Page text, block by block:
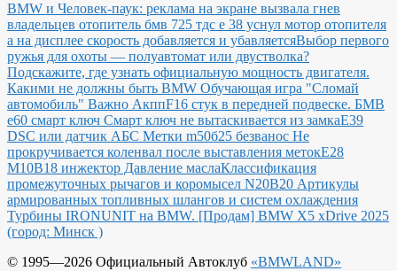
BMW и Человек-паук: реклама на экране вызвала гнев
владельцев отопитель бмв 725 тдс е 38 уснул мотор отопителя
а на дисплее скорость добавляется и убавляетсяВыбор первого
ружья для охоты — полуавтомат или двустволка?
Подскажите, где узнать официальную мощность двигателя.
Какими не должны быть BMW Обучающая игра "Сломай
автомобиль" Важно АкппF16 стук в передней подвеске. БМВ
е60 смарт ключ Смарт ключ не вытаскивается из замкаE39
DSC или датчик АБС Метки m50б25 безванос Не
прокручивается коленвал после выставления метокЕ28
М10В18 инжектор Давление маслаКлассификация
промежуточных рычагов и коромысел N20B20 Артикулы
армированных топливных шлангов и систем охлаждения
Турбины IRONUNIT на BMW. [Продам] BMW X5 xDrive 2025
(город: Минск )
© 1995—2026 Официальный Автоклуб «BMWLAND»